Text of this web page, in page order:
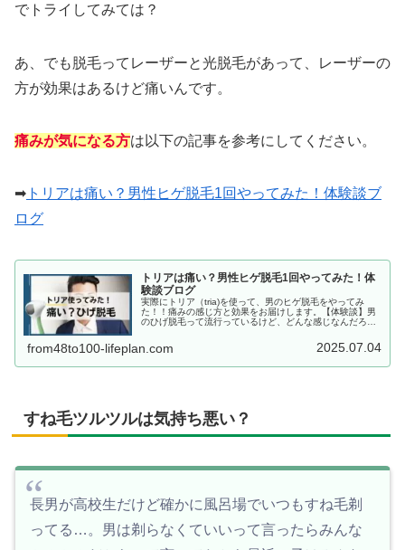
でトライしてみては？
あ、でも脱毛ってレーザーと光脱毛があって、レーザーの
方が効果はあるけど痛いんです。
痛みが気になる方は以下の記事を参考にしてください。
➡ トリアは痛い？男性ヒゲ脱毛1回やってみた！体験談ブ
ログ
トリアは痛い？男性ヒゲ脱毛1回やってみた！体
験談ブログ
実際にトリア（tria)を使って、男のヒゲ脱毛をやってみ
た！！痛みの感じ方と効果をお届けします。【体験談】男
のひげ脱毛って流行っているけど、どんな感じなんだろ
from48to100-lifeplan.com 2025.07.04
すね毛ツルツルは気持ち悪い？
長男が高校生だけど確かに風呂場でいつもすね毛剃
ってる…。男は剃らなくていいって言ったらみんな